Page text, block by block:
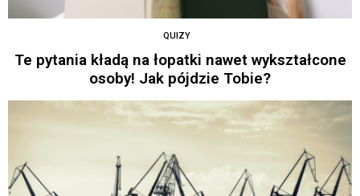
QUIZY
Te pytania kładą na łopatki nawet wykształcone
osoby! Jak pójdzie Tobie?